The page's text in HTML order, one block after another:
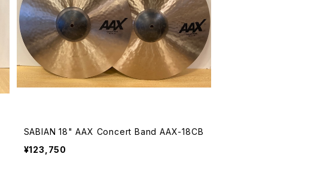
SABIAN 18" AAX Concert Band AAX-18CB
¥123,750